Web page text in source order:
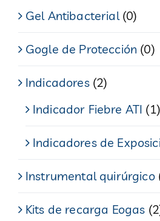
Gel Antibacterial (0)
Gogle de Protección (0)
Indicadores (2)
Indicador Fiebre ATI (1)
Indicadores de
Instrumental quirúrgico
Kits de recarga Eogas